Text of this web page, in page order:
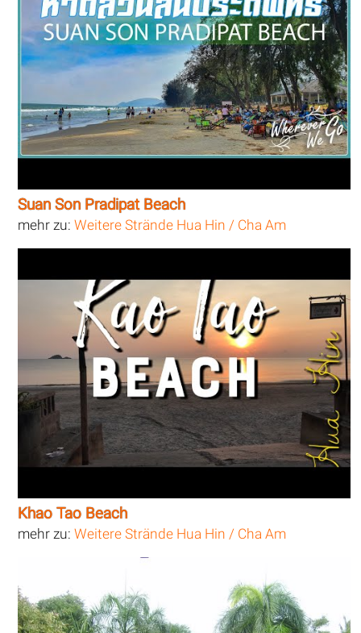
Suan Son Pradipat Beach
mehr zu:Weitere Strände Hua Hin / Cha Am
Khao Tao Beach
mehr zu:Weitere Strände Hua Hin / Cha Am